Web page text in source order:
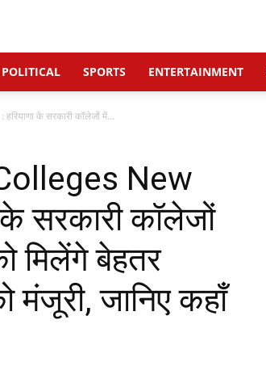
POLITICAL SPORTS ENTERTAINMENT
के सरकारी कॉलेजों में...
New
सरकारी कॉलेजों
मिलेंगे बेहतर
मंजूरी, जानिए कहाँ